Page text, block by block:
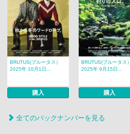
BRUTUS(ブルータス）
2025年 10月1日...
購入
BRUTUS(ブルータス）
2025年 9月15日...
購入
全てのバックナンバーを見る